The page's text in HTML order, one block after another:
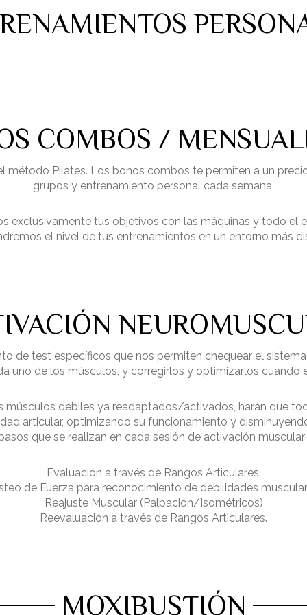
COMBOS /
Pilates. Los bonos combos te permiten a un
grupos y entrenamiento personal cada semana.
exclusivamente tus objetivos con las máquinas y todo el
el nivel de tus entrenamientos en un entorno más
de test específicos que nos permiten chequear el
uno de los músculos, y corregirlos y optimizarlos cuando
músculos débiles ya readaptados/activados, harán que
articular, optimizando su funcionamiento y
que se realizan en cada sesión de activación muscular
Evaluación a través de Rangos Articulares.
de Fuerza para reconocimiento de debilidades
Reajuste Muscular (Palpación/Isométricos)
Reevaluación a través de Rangos Articulares.
MOXIBUSTIÓN